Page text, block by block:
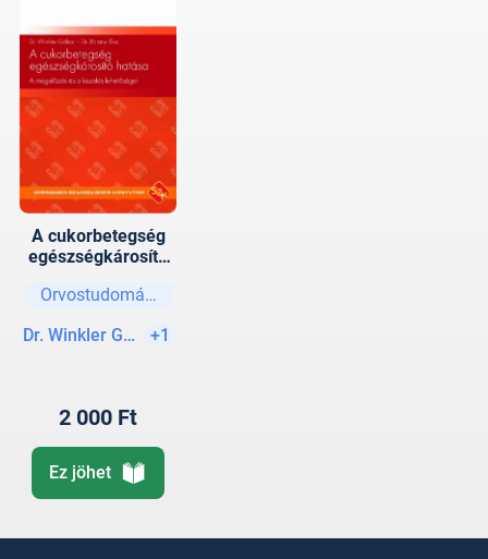
A cukorbetegség
egészségkárosító
Orvostudományok
Dr. Winkler Gábor+1
2 000 Ft
Ez jöhet